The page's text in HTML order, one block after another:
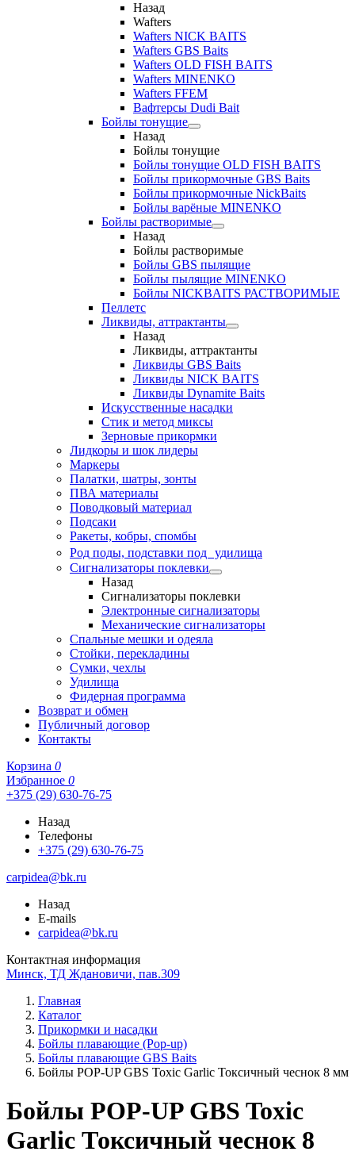
Назад
Wafters
Wafters NICK BAITS
Wafters GBS Baits
Wafters OLD FISH BAITS
Wafters MINENKO
Wafters FFEM
Вафтерсы Dudi Bait
Бойлы тонущие
Назад
Бойлы тонущие
Бойлы тонущие OLD FISH BAITS
Бойлы прикормочные GBS Baits
Бойлы прикормочные NickBaits
Бойлы варёные MINENKO
Бойлы растворимые
Назад
Бойлы растворимые
Бойлы GBS пылящие
Бойлы пылящие MINENKO
Бойлы NICKBAITS РАСТВОРИМЫЕ
Пеллетс
Ликвиды, аттрактанты
Назад
Ликвиды, аттрактанты
Ликвиды GBS Baits
Ликвиды NICK BAITS
Ликвиды Dynamite Baits
Искусственные насадки
Стик и метод миксы
Зерновые прикормки
Лидкоры и шок лидеры
Маркеры
Палатки, шатры, зонты
ПВА материалы
Поводковый материал
Подсаки
Ракеты, кобры, спомбы
Род поды, подставки под удилища
Сигнализаторы поклевки
Назад
Сигнализаторы поклевки
Электронные сигнализаторы
Механические сигнализаторы
Спальные мешки и одеяла
Стойки, перекладины
Сумки, чехлы
Удилища
Фидерная программа
Возврат и обмен
Публичный договор
Контакты
Корзина 0
Избранное 0
+375 (29) 630-76-75
Назад
Телефоны
+375 (29) 630-76-75
carpidea@bk.ru
Назад
E-mails
carpidea@bk.ru
Контактная информация
Минск, ТД Ждановичи, пав.309
Главная
Каталог
Прикормки и насадки
Бойлы плавающие (Pop-up)
Бойлы плавающие GBS Baits
Бойлы POP-UP GBS Toxic Garlic Токсичный чеснок 8 мм
Бойлы POP-UP GBS Toxic
Garlic Токсичный чеснок 8